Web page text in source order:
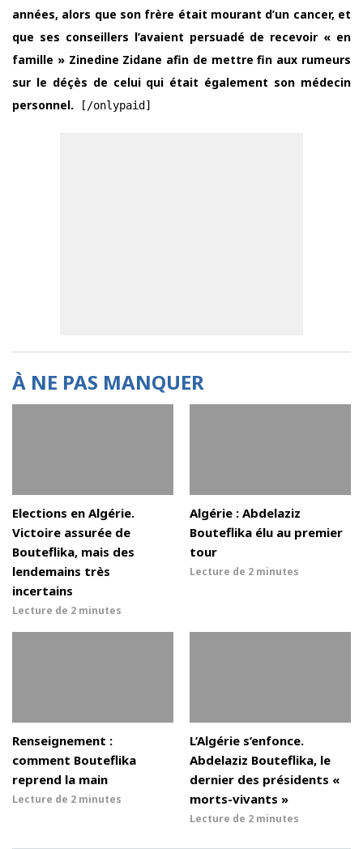
années, alors que son frère était mourant d’un cancer, et
que ses conseillers l’avaient persuadé de recevoir « en
famille » Zinedine Zidane afin de mettre fin aux rumeurs
sur le déçès de celui qui était également son médecin
personnel.
[/onlypaid]
À NE PAS MANQUER
Elections en Algérie.
Victoire assurée de
Bouteflika, mais des
lendemains très
incertains
Lecture de 2 minutes
Algérie : Abdelaziz
Bouteflika élu au premier
tour
Lecture de 2 minutes
Renseignement :
comment Bouteflika
reprend la main
Lecture de 2 minutes
L’Algérie s’enfonce.
Abdelaziz Bouteflika, le
dernier des présidents «
morts-vivants »
Lecture de 2 minutes